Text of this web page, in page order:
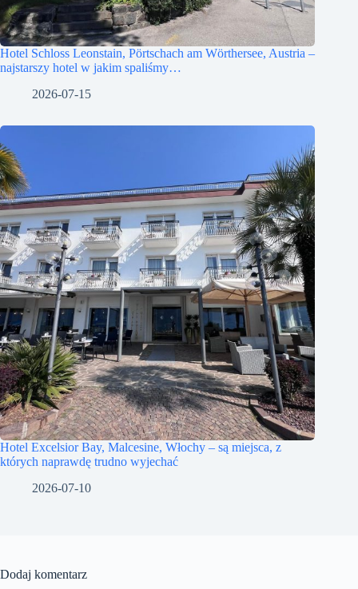
Hotel Schloss Leonstain, Pörtschach am Wörthersee, Austria –
najstarszy hotel w jakim spaliśmy…
2026-07-15
Hotel Excelsior Bay, Malcesine, Włochy – są miejsca, z
których naprawdę trudno wyjechać
2026-07-10
Dodaj komentarz